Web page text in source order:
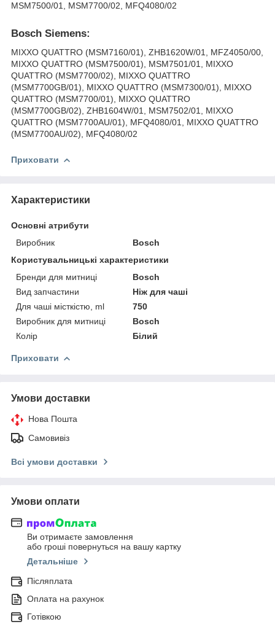
MSM7500/01, MSM7700/02, MFQ4080/02
Bosch Siemens:
MIXXO QUATTRO (MSM7160/01), ZHB1620W/01, MFZ4050/00,
MIXXO QUATTRO (MSM7500/01), MSM7501/01, MIXXO
QUATTRO (MSM7700/02), MIXXO QUATTRO
(MSM7700GB/01), MIXXO QUATTRO (MSM7300/01), MIXXO
QUATTRO (MSM7700/01), MIXXO QUATTRO
(MSM7700GB/02), ZHB1604W/01, MSM7502/01, MIXXO
QUATTRO (MSM7700AU/01), MFQ4080/01, MIXXO QUATTRO
(MSM7700AU/02), MFQ4080/02
Приховати
Характеристики
Основні атрибути
Виробник
Bosch
Користувальницькі характеристики
Бренди для митниці
Bosch
Вид запчастини
Ніж для чаші
Для чаші місткістю, ml
750
Виробник для митниці
Bosch
Колір
Білий
Приховати
Умови доставки
Нова Пошта
Самовивіз
Всі умови доставки
Умови оплати
Ви отримаєте замовлення
або гроші повернуться на вашу картку
Детальніше
Післяплата
Оплата на рахунок
Готівкою